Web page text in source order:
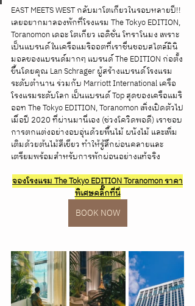
EAST MEETS WEST กลับมาโตเกียวในรอบหลายปี!!
เลยอยากมาลองพักที่โรงแรม The Tokyo EDITION,
Toranomon เดอะ โตเกียว เอดิชั่น โทราโนมง เพราะ
เป็นแบรนด์ในเครือแมริออตที่เราชื่นชอบสไตล์มินิ
มอลของแบรนด์มากๆ แบรนด์ The EDITION ก่อตั้ง
ขึ้นโดยคุณ Lan Schrager ผู้สร้างแบรนด์โรงแรม
ระดับตำนาน ร่วมกับ Marriott International เครือ
โรงแรมระดับโลก เป็นแบรนด์ Top สุดของเครือแมริ
ออท The Tokyo EDITION, Toranomon เพิ่งเปิดตัวไป
เมื่อปี 2020 ที่ผ่านมานี่เอง (ช่วงโควิดพอดี) เราชอบ
การตกแต่งอย่างอบอุ่นด้วยพื้นไม้ ผนังไม้ และเพิ่ม
เติมด้วยต้นไม้สีเขียว ทำให้รู้สึกผ่อนคลายและ
เตรียมพร้อมสำหรับการพักผ่อนอย่างแท้จริง
จองโรงแรม The Tokyo EDITION Toranomon ราคา
พิเศษคลิ๊กที่นี่
BOOK NOW